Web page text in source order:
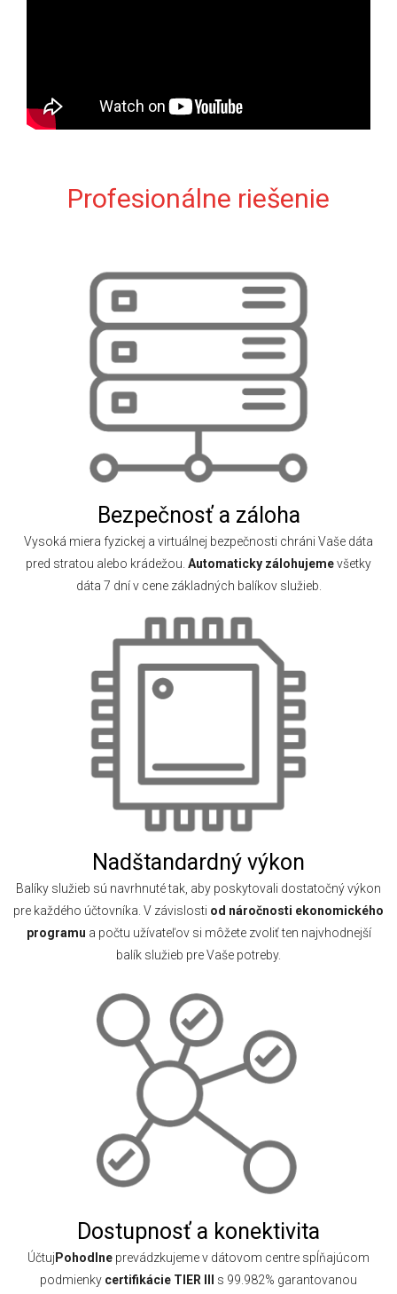
Profesionálne riešenie
Bezpečnosť a záloha
Vysoká miera fyzickej a virtuálnej bezpečnosti chráni Vaše dáta
pred stratou alebo krádežou. Automaticky zálohujemevšetky
dáta 7 dní v cene základných balíkov služieb.
Nadštandardný výkon
Balíky služieb sú navrhnuté tak, aby poskytovali dostatočný výkon
pre každého účtovníka. V závislosti od náročnosti ekonomického
programu a počtu užívateľov si môžete zvoliť ten najvhodnejší
balík služieb pre Vaše potreby.
Dostupnosť a konektivita
Účtuj Pohodlne prevádzkujeme v dátovom centre spĺňajúcom
podmienky certifikácie TIER III s 99.982% garantovanou